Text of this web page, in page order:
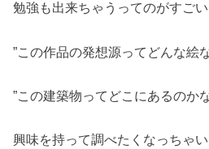
勉強も出来ちゃうってのがすごい
”この作品の発想源ってどんな絵
”この建築物ってどこにあるのか
興味を持って調べたくなっちゃい